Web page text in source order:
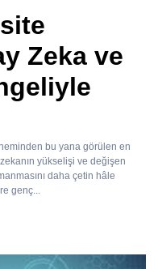
Zeka ve
bu yana görülen en
yükselişi ve değişen
daha çetin hâle
genç...